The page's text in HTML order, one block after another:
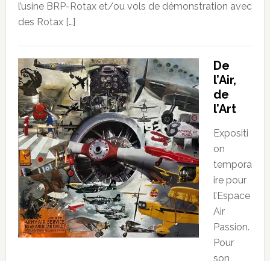
l’usine BRP-Rotax et/ou vols de démonstration avec
des Rotax […]
De
l’Air,
de
l’Art
Expositi
on
tempora
ire pour
l’Espace
Air
Passion.
Pour
son